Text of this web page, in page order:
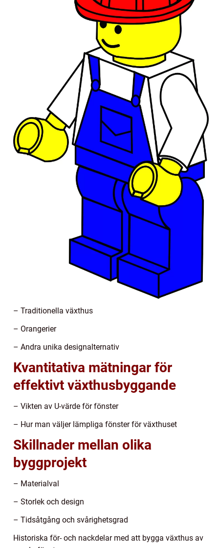
– Traditionella växthus
– Orangerier
– Andra unika designalternativ
Kvantitativa mätningar för
effektivt växthusbyggande
– Vikten av U-värde för fönster
– Hur man väljer lämpliga fönster för växthuset
Skillnader mellan olika
byggprojekt
– Materialval
– Storlek och design
– Tidsåtgång och svårighetsgrad
Historiska för- och nackdelar med att bygga växthus av